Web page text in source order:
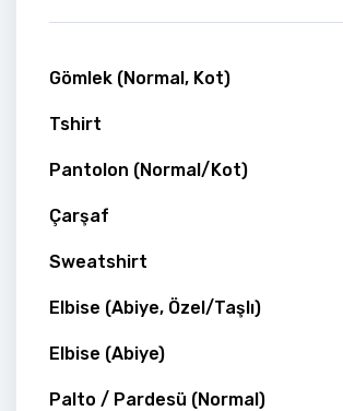
Gömlek (Normal, Kot)
Tshirt
Pantolon (Normal/Kot)
Çarşaf
Sweatshirt
Elbise (Abiye, Özel/Taşlı)
Elbise (Abiye)
Palto / Pardesü (Normal)